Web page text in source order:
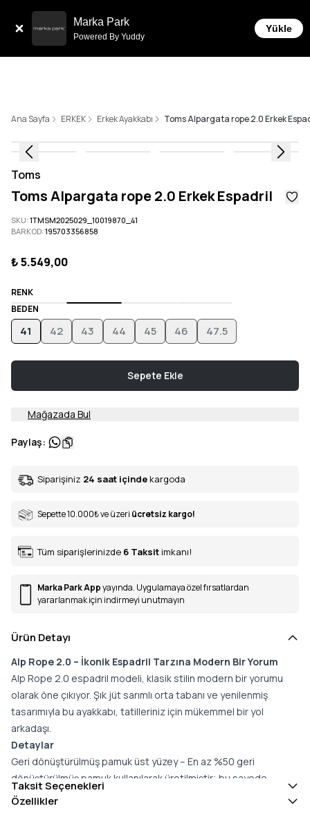
Marka Park
Powered By Yuddy
Yükle
Ana Sayfa ERKEK Erkek Ayakkabı Toms Alpargata rope 2.0 Erkek
Toms
Toms Alpargata rope 2.0 Erkek Espadril
SKU:1TMSM2025029_10019870_41
BARKOD:195703356858
₺ 5.549,00
RENK
BEDEN
41 42 43 44 45 46 47.5
Sepete Ekle
Mağazada Bul
Paylaş:
Siparişiniz 24 saat içinde kargoda
Sepette 10.000₺ve üzeri ücretsiz kargo!
Tüm siparişlerinizde 6 Taksit imkanı!
Marka Park Appyayında. Uygulamaya özel fırsatlardan
yararlanmak için indirmeyi unutmayın
Ürün Detayı
Alp Rope 2.0 – İkonik Espadril Tarzına Modern Bir Yorum
Alp Rope 2.0 espadril modeli, klasik stilin modern bir yorumu
olarak öne çıkıyor. Şık jüt sarımlı orta tabanı ve yenilenmiş
tasarımıyla bu ayakkabı, tatilleriniz için mükemmel bir yol
arkadaşı.
Detaylar
Geri dönüştürülmüş pamuk üst yüzey – En az %50 geri
dönüştürülmüş pamuk kullanılarak üretilmiştir; bu sayede
atıkların çöplüklere gitmesi engellenir ve geleneksel pamuğa
Taksit Seçenekleri
Özellikler